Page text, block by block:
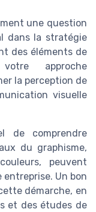
une question
dans la stratégie
des éléments de
approche
la perception de
visuelle
de comprendre
du graphisme,
peuvent
Un bon
démarche, en
et des études de